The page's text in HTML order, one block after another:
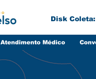
Disk Coleta:
Atendimento Médico